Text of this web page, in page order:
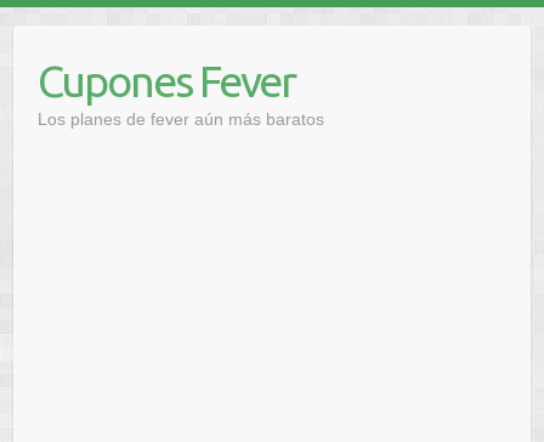
contenidoCupones Fever
Los planes de fever aún más baratos